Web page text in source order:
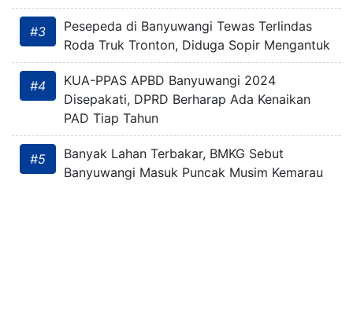
#3
Pesepeda di Banyuwangi Tewas Terlindas
Roda Truk Tronton, Diduga Sopir Mengantuk
#4
KUA-PPAS APBD Banyuwangi 2024
Disepakati, DPRD Berharap Ada Kenaikan
PAD Tiap Tahun
#5
Banyak Lahan Terbakar, BMKG Sebut
Banyuwangi Masuk Puncak Musim Kemarau